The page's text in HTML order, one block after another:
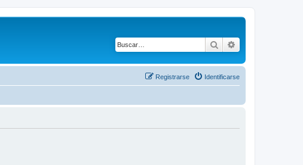
Buscar
Identificarse
Registrarse